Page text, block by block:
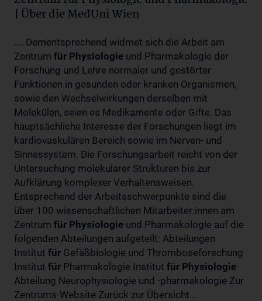
| Über die MedUni Wien
.... Dementsprechend widmet sich die Arbeit am
Zentrum für Physiologie und Pharmakologie der
Forschung und Lehre normaler und gestörter
Funktionen in gesunden oder kranken Organismen,
sowie den Wechselwirkungen derselben mit
Molekülen, seien es Medikamente oder Gifte. Das
hauptsächliche Interesse der Forschungen liegt im
kardiovaskulären Bereich sowie im Nerven- und
Sinnessystem. Die Forschungsarbeit reicht von der
Untersuchung molekularer Strukturen bis zur
Aufklärung komplexer Verhaltensweisen.
Entsprechend der Arbeitsschwerpunkte sind die
über 100 wissenschaftlichen Mitarbeiter:innen am
Zentrum für Physiologie und Pharmakologie auf die
folgenden Abteilungen aufgeteilt: Abteilungen
Institut für Gefäßbiologie und Thromboseforschung
Institut für Pharmakologie Institut für Physiologie
Abteilung Neurophysiologie und -pharmakologie Zur
Zentrums-Website Zurück zur Übersicht...